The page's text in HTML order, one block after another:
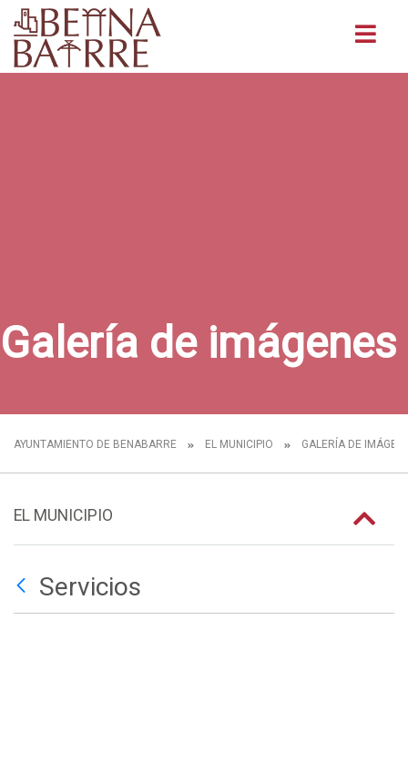
Galería de imágenes
AYUNTAMIENTO DE BENABARRE EL MUNICIPIO GALERÍA DE
EL MUNICIPIO
Servicios